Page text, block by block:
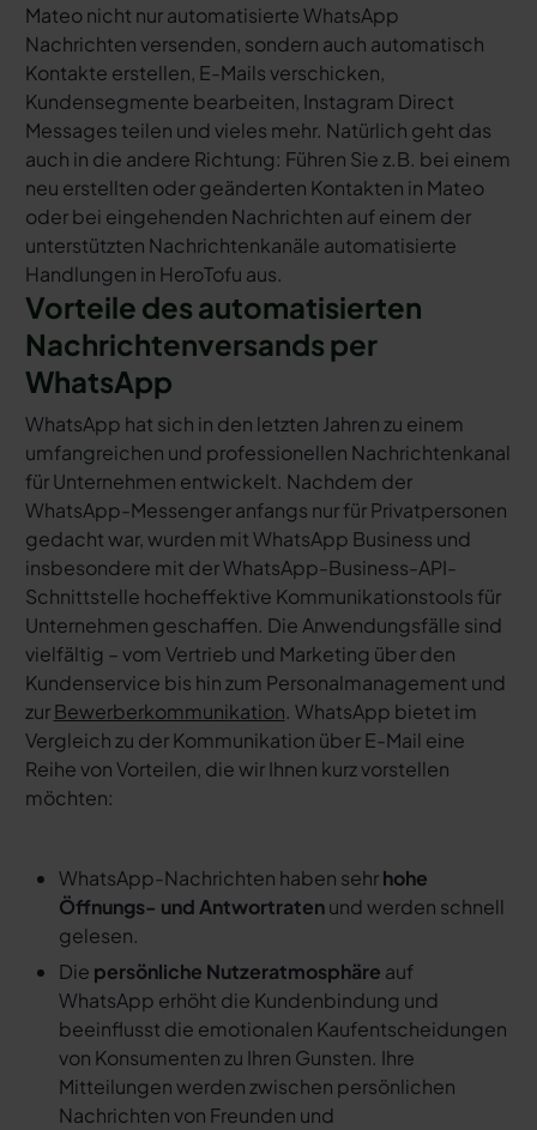
Mateo nicht nur automatisierte WhatsApp
Nachrichten versenden, sondern auch automatisch
Kontakte erstellen, E-Mails verschicken,
Kundensegmente bearbeiten, Instagram Direct
Messages teilen und vieles mehr. Natürlich geht das
auch in die andere Richtung: Führen Sie z.B. bei einem
neu erstellten oder geänderten Kontakten in Mateo
oder bei eingehenden Nachrichten auf einem der
unterstützten Nachrichtenkanäle automatisierte
Handlungen in HeroTofu aus.
Vorteile des automatisierten
Nachrichtenversands per
WhatsApp
WhatsApp hat sich in den letzten Jahren zu einem
umfangreichen und professionellen Nachrichtenkanal
für Unternehmen entwickelt. Nachdem der
WhatsApp-Messenger anfangs nur für Privatpersonen
gedacht war, wurden mit WhatsApp Business und
insbesondere mit der WhatsApp-Business-API-
Schnittstelle hocheffektive Kommunikationstools für
Unternehmen geschaffen. Die Anwendungsfälle sind
vielfältig – vom Vertrieb und Marketing über den
Kundenservice bis hin zum Personalmanagement und
zurBewerberkommunikation. WhatsApp bietet im
Vergleich zu der Kommunikation über E-Mail eine
Reihe von Vorteilen, die wir Ihnen kurz vorstellen
möchten:
WhatsApp-Nachrichten haben sehrhohe
Öffnungs- und Antwortratenund werden schnell
gelesen.
Die persönliche Nutzeratmosphäre auf
WhatsApp erhöht die Kundenbindung und
beeinflusst die emotionalen Kaufentscheidungen
von Konsumenten zu Ihren Gunsten. Ihre
Mitteilungen werden zwischen persönlichen
Nachrichten von Freunden und